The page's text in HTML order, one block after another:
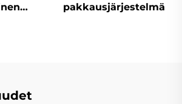
pakkausjärjestelmä